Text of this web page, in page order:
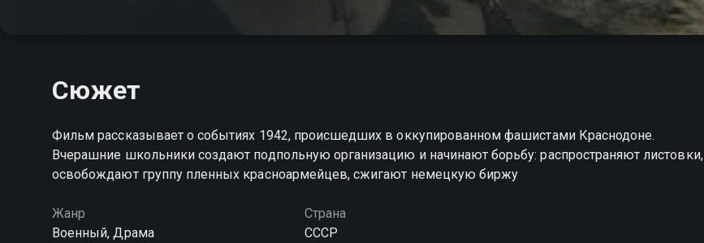
Сюжет
Фильм рассказывает о событиях 1942, происшедших в оккупированном фашистами Краснодоне.
Вчерашние школьники создают подпольную организацию и начинают борьбу: распространяют листовки,
освобождают группу пленных красноармейцев, сжигают немецкую биржу
Жанр
Военный, Драма
Страна
СССР